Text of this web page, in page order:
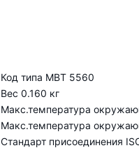
Код типа MBT 5560
Вес 0.160 кг
Макс.температура
Макс.температура
Стандарт присоединения